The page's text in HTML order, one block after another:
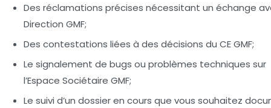
Des réclamations précises nécessitant un échange
Direction GMF;
Des contestations liées à des décisions du CE GMF;
Le signalement de bugs ou problèmes techniques sur
l’Espace Sociétaire GMF;
Le suivi d’un dossier en cours que vous souhaitez